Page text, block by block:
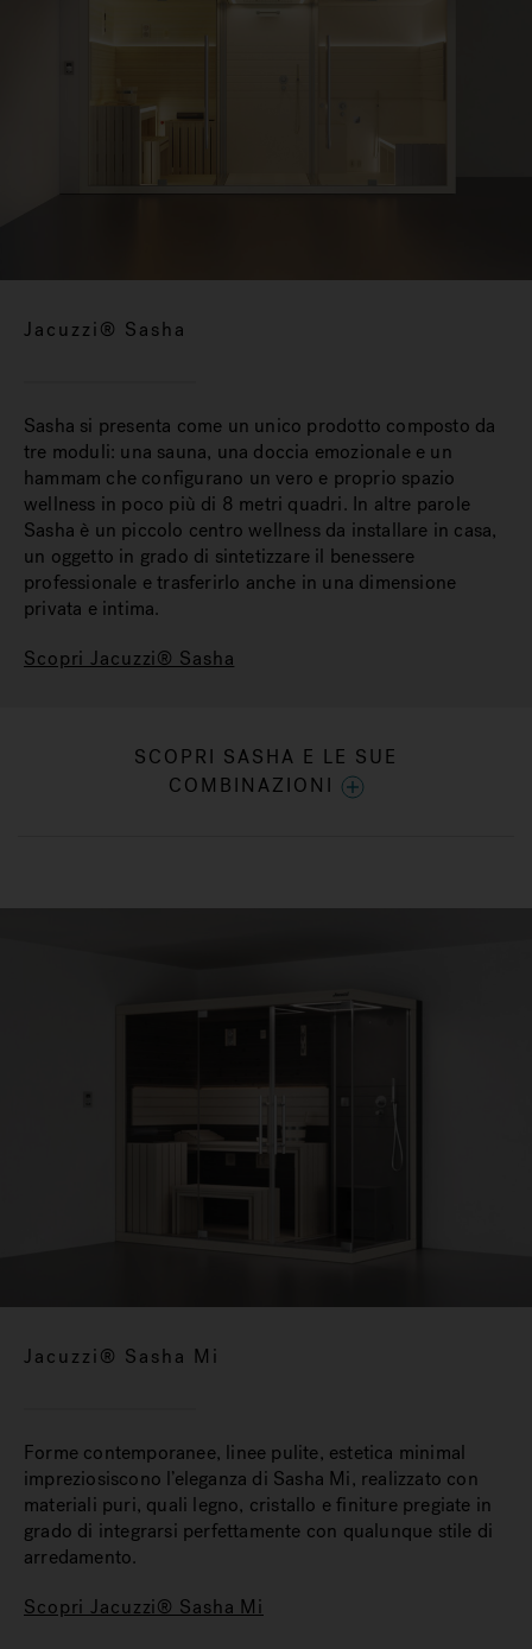
Jacuzzi® Sasha
Sasha si presenta come un unico prodotto composto da
tre moduli: una sauna, una doccia emozionale e un
hammam che configurano un vero e proprio spazio
wellness in poco più di 8 metri quadri. In altre parole
Sasha è un piccolo centro wellness da installare in casa,
un oggetto in grado di sintetizzare il benessere
professionale e trasferirlo anche in una dimensione
privata e intima.
Scopri Jacuzzi® Sasha
SCOPRI SASHA E LE SUE
COMBINAZIONI
Jacuzzi® Sasha Mi
Forme contemporanee, linee pulite, estetica minimal
impreziosiscono l’eleganza di Sasha Mi, realizzato con
materiali puri, quali legno, cristallo e finiture pregiate in
grado di integrarsi perfettamente con qualunque stile di
arredamento.
Scopri Jacuzzi® Sasha Mi